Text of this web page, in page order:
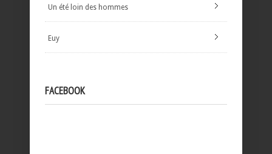
Un été loin des hommes
Euy
FACEBOOK